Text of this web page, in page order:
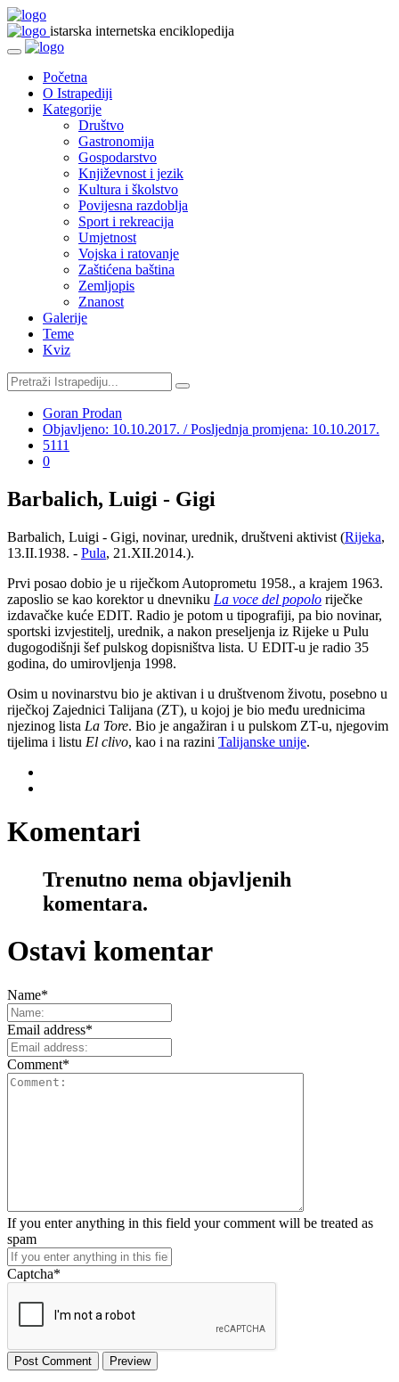
istarska internetska enciklopedija
Početna
O Istrapediji
Kategorije
Društvo
Gastronomija
Gospodarstvo
Književnost i jezik
Kultura i školstvo
Povijesna razdoblja
Sport i rekreacija
Umjetnost
Vojska i ratovanje
Zaštićena baština
Zemljopis
Znanost
Galerije
Teme
Kviz
Goran Prodan
Objavljeno: 10.10.2017. / Posljednja promjena: 10.10.2017.
5111
0
Barbalich, Luigi - Gigi
Barbalich, Luigi - Gigi, novinar, urednik, društveni aktivist (Rijeka,
13.II.1938. - Pula, 21.XII.2014.).
Prvi posao dobio je u riječkom Autoprometu 1958., a krajem 1963.
zaposlio se kao korektor u dnevniku La voce del popolo riječke
izdavačke kuće EDIT. Radio je potom u tipografiji, pa bio novinar,
sportski izvjestitelj, urednik, a nakon preseljenja iz Rijeke u Pulu
dugogodišnji šef pulskog dopisništva lista. U EDIT-u je radio 35
godina, do umirovljenja 1998.
Osim u novinarstvu bio je aktivan i u društvenom životu, posebno u
riječkoj Zajednici Talijana (ZT), u kojoj je bio među urednicima
njezinog lista La Tore. Bio je angažiran i u pulskom ZT-u, njegovim
tijelima i listu El clivo, kao i na razini Talijanske unije.
Komentari
Trenutno nema objavljenih
komentara.
Ostavi komentar
Name*
Email address*
Comment*
If you enter anything in this field your comment will be treated as
spam
Captcha*